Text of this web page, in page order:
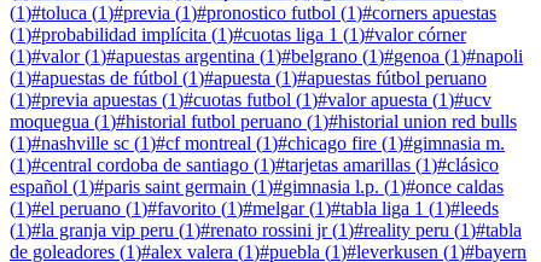
(1)#toluca (1)#previa (1)#pronostico futbol (1)#corners apuestas
(1)#probabilidad implícita (1)#cuotas liga 1 (1)#valor córner
(1)#valor(1)#apuestas argentina (1)#belgrano (1)#genoa (1)#napoli
(1)#apuestas de fútbol (1)#apuesta (1)#apuestas fútbol peruano
(1)#previa apuestas (1)#cuotas futbol (1)#valor apuesta (1)#ucv
moquegua (1)#historial futbol peruano (1)#historial union red bulls
(1)#nashville sc (1)#cf montreal (1)#chicago fire (1)#gimnasia m.
(1)#central cordoba de santiago (1)#tarjetas amarillas (1)#clásico
español (1)#paris saint germain (1)#gimnasia l.p. (1)#once caldas
(1)#el peruano (1)#favorito (1)#melgar(1)#tabla liga 1 (1)#leeds
(1)#la granja vip peru (1)#renato rossini jr(1)#reality peru (1)#tabla
de goleadores (1)#alex valera (1)#puebla (1)#leverkusen (1)#bayern